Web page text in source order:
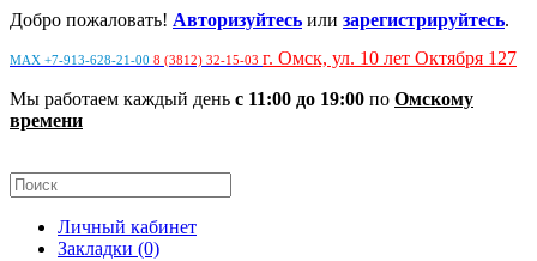
Добро пожаловать! Авторизуйтесь или зарегистрируйтесь.
MAX +7-913-628-21-00 8 (3812) 32-15-03 г. Омск, ул. 10 лет Октября 127
Мы работаем каждый день с 11:00 до 19:00 по Омскому
времени
Личный кабинет
Закладки (0)